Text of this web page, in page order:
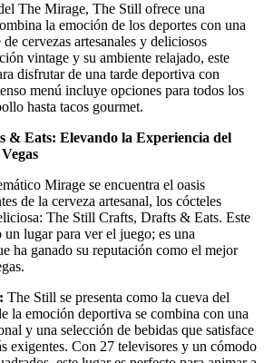
The Mirage, The Still ofrece una
la emoción de los deportes con una
cervezas artesanales y deliciosos
vintage y su ambiente relajado, este
disfrutar de una tarde deportiva con
menú incluye opciones para todos los
hasta tacos gourmet.
& Eats: Elevando la Experiencia del
Mirage se encuentra el oasis
de la cerveza artesanal, los cócteles
The Still Crafts, Drafts & Eats. Este
lugar para ver el juego; es una
ha ganado su reputación como el mejor
The Still se presenta como la cueva del
la emoción deportiva se combina con una
y una selección de bebidas que satisface
exigentes. Con 27 televisores y un cómodo